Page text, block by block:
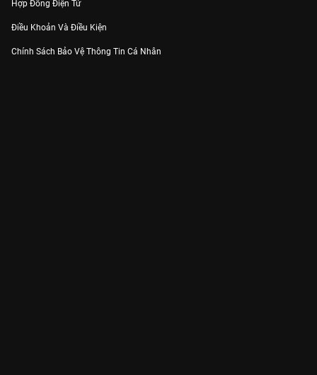
Hợp Đồng Điện Tử
Điều Khoản Và Điều Kiện
Chính Sách Bảo Vệ Thông Tin Cá Nhân